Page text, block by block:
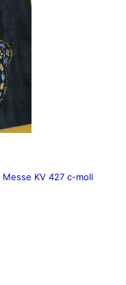
KV 427 c-moll